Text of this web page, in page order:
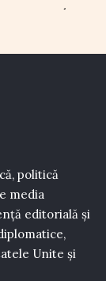
politică
media
editorială și
Unite și